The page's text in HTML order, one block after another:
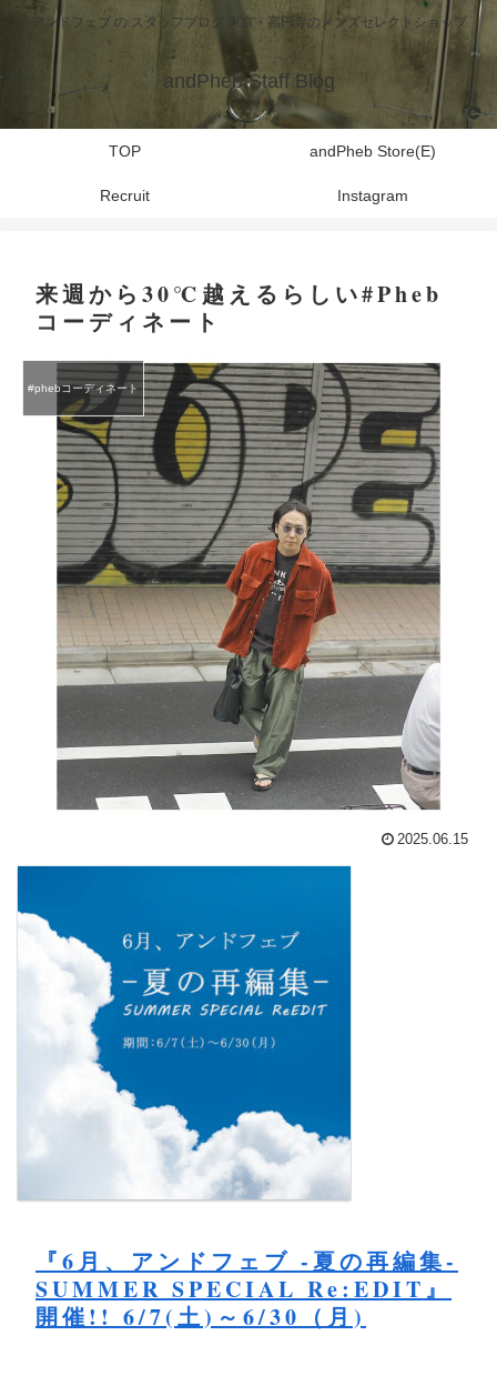
アンドフェブ の スタッフブログ 東京・高円寺のメンズセレクトショップ
andPheb Staff Blog
TOP andPheb Store(E)
Recruit Instagram
来週から30℃越えるらしい#Pheb
コーディネート
#phebコーディネート
2025.06.15
『6月、アンドフェブ -夏の再編集-
SUMMER SPECIAL Re:EDIT』
開催!! 6/7(土)～6/30（月)